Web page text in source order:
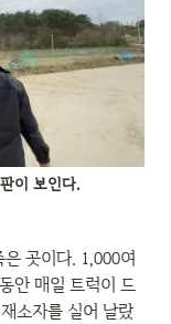
이 보인다.
곳이다. 1,000여
안 매일 트럭이 드
소자를 실어 날랐